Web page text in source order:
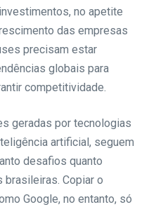
no apetite
das empresas
precisam estar
globais para
competitividade.
geradas por tecnologias
artificial, seguem
desafios quanto
brasileiras. Copiar o
Google, no entanto, só